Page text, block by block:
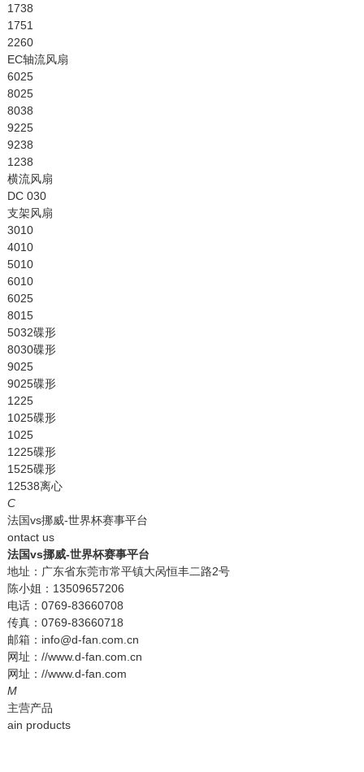
1738
1751
2260
EC轴流风扇
6025
8025
8038
9225
9238
1238
横流风扇
DC 030
支架风扇
3010
4010
5010
6010
6025
8015
5032碟形
8030碟形
9025
9025碟形
1225
1025碟形
1025
1225碟形
1525碟形
12538离心
C
法国vs挪威-世界杯赛事平台
ontact us
法国vs挪威-世界杯赛事平台
地址：广东省东莞市常平镇大呙恒丰二路2号
陈小姐：13509657206
电话：0769-83660708
传真：0769-83660718
邮箱：info@d-fan.com.cn
网址：//www.d-fan.com.cn
网址：//www.d-fan.com
M
主营产品
ain products